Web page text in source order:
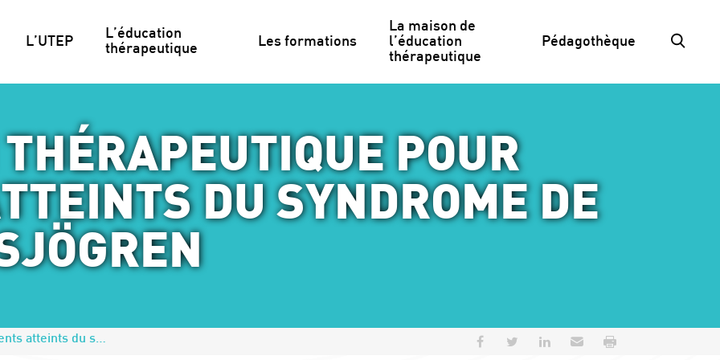
L’UTEP
L’éducation
thérapeutique
Les formations
La maison de
l’éducation
thérapeutique
Pédagothèque
POUR
DU SYNDROME DE
Éducation Thérapeutique pour Patients atteints du syndrome de Goujerot-Sjögren Partager sur Facebook
Partager sur Twitter
Partager sur LinkedIn
Envoyer par e-mail